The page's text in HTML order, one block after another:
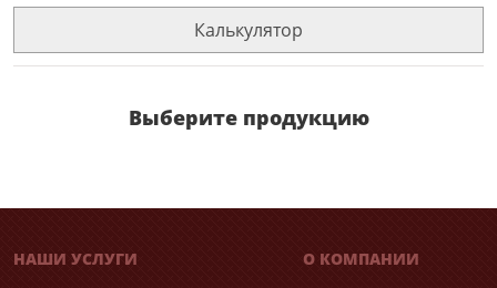
Калькулятор
Выберите продукцию
НАШИ УСЛУГИ О КОМПАНИИ